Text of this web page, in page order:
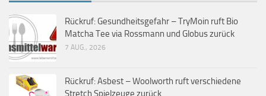
Rückruf: Gesundheitsgefahr – TryMoin ruft Bio
Matcha Tee via Rossmann und Globus zurück
7 AUG., 2026
Rückruf: Asbest – Woolworth ruft verschiedene
Stretch Spielzeuge zurück